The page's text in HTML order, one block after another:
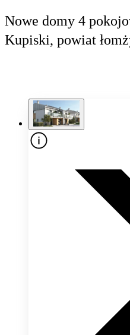
Nowe domy 4
Kupiski, powiat